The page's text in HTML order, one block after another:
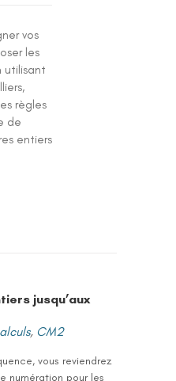
vos
les
utilisant
règles
de
entiers
jusqu’aux
, CM2
vous reviendrez
numération pour les